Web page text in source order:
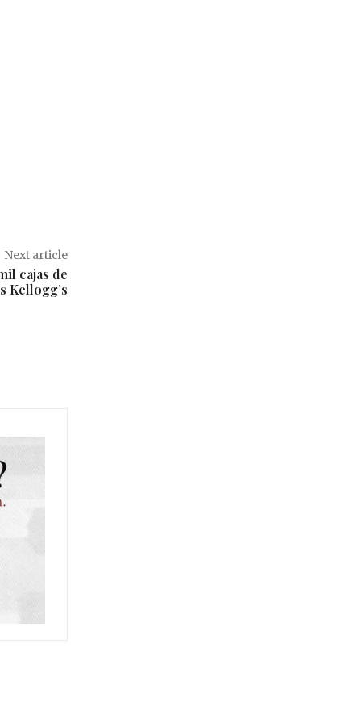
Next article
cajas de
Kellogg’s